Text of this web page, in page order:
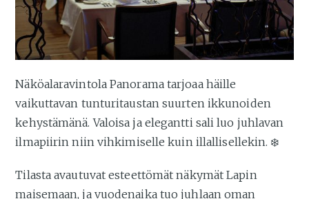
Näköalaravintola Panorama tarjoaa häille
vaikuttavan tunturitaustan suurten ikkunoiden
kehystämänä. Valoisa ja elegantti sali luo juhlavan
ilmapiirin niin vihkimiselle kuin illallisellekin. ❄️
Tilasta avautuvat esteettömät näkymät Lapin
maisemaan, ja vuodenaika tuo juhlaan oman